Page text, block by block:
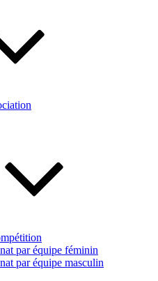
par équipe féminin
par équipe masculin